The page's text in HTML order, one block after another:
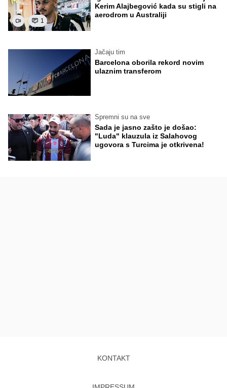
1
Kerim Alajbegović kada su stigli na
aerodrom u Australiji
Jačaju tim
Barcelona oborila rekord novim
ulaznim transferom
Spremni su na sve
Sada je jasno zašto je došao:
"Luda" klauzula iz Salahovog
ugovora s Turcima je otkrivena!
KONTAKT